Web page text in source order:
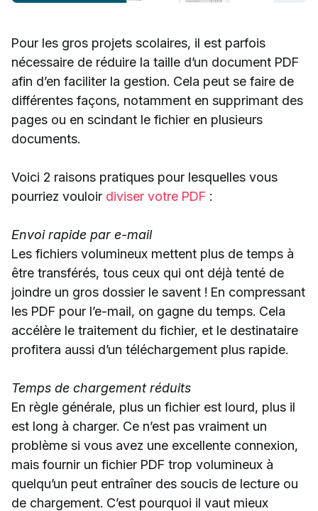
Pour les gros projets scolaires, il est parfois
nécessaire de réduire la taille d’un document PDF
afin d’en faciliter la gestion. Cela peut se faire de
différentes façons, notamment en supprimant des
pages ou en scindant le fichier en plusieurs
documents.
Voici 2 raisons pratiques pour lesquelles vous
pourriez vouloir diviser votre PDF :
Envoi rapide par e-mail
Les fichiers volumineux mettent plus de temps à
être transférés, tous ceux qui ont déjà tenté de
joindre un gros dossier le savent ! En compressant
les PDF pour l’e-mail, on gagne du temps. Cela
accélère le traitement du fichier, et le destinataire
profitera aussi d’un téléchargement plus rapide.
Temps de chargement réduits
En règle générale, plus un fichier est lourd, plus il
est long à charger. Ce n’est pas vraiment un
problème si vous avez une excellente connexion,
mais fournir un fichier PDF trop volumineux à
quelqu’un peut entraîner des soucis de lecture ou
de chargement. C’est pourquoi il vaut mieux